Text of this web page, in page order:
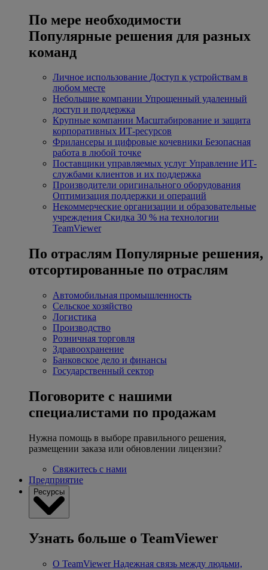
По мере необходимости
Популярные решения для разных
команд
Личное использование Доступ к устройствам в
любом месте
Небольшие компании Упрощенный удаленный
доступ и поддержка
Крупные компании Масштабирование и защита
корпоративных ИТ-ресурсов
Фрилансеры и цифровые кочевники Безопасная
работа в любой точке
Поставщики управляемых услуг Управление ИТ-
службами клиентов и их поддержка
Производители оригинального оборудования
Оптимизация поддержки и операций
Некоммерческие организации и образовательные
учреждения Скидка 30 % на технологии
TeamViewer
По отраслям Популярные решения,
отсортированные по отраслям
Автомобильная промышленность
Сельское хозяйство
Логистика
Производство
Розничная торговля
Здравоохранение
Банковское дело и финансы
Государственный сектор
Поговорите с нашими
специалистами по продажам
Нужна помощь в выборе правильного решения,
размещении заказа или обновлении лицензии?
Свяжитесь с нами
Предприятие
Ресурсы
Узнать больше о TeamViewer
О TeamViewer Надежная связь между людьми,